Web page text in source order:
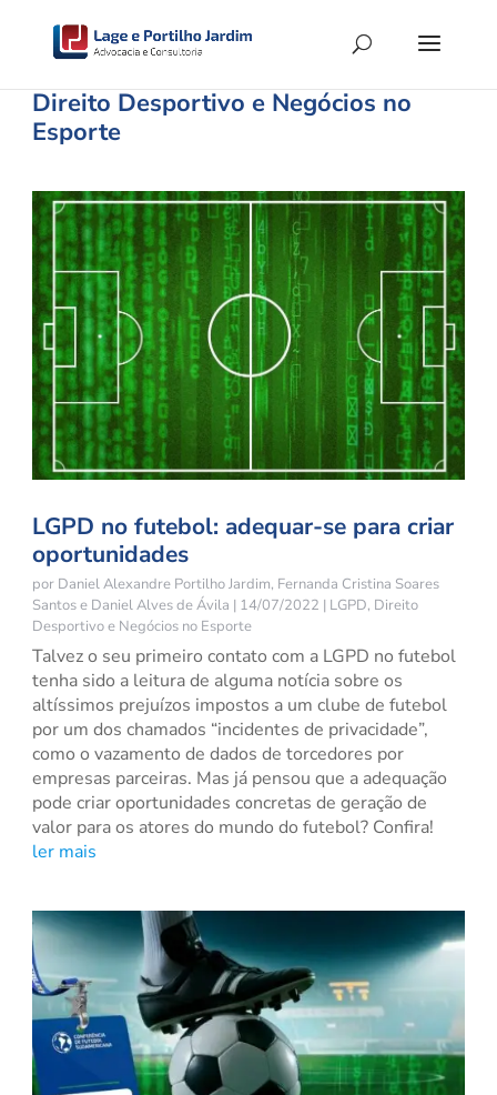
Direito Desportivo e Negócios no
Esporte
LGPD no futebol: adequar-se para criar
oportunidades
por Daniel Alexandre Portilho Jardim, Fernanda Cristina Soares
Santose Daniel Alves de Ávila | 14/07/2022 | LGPD, Direito
Desportivo e Negócios no Esporte
Talvez o seu primeiro contato com a LGPD no futebol
tenha sido a leitura de alguma notícia sobre os
altíssimos prejuízos impostos a um clube de futebol
por um dos chamados “incidentes de privacidade”,
como o vazamento de dados de torcedores por
empresas parceiras. Mas já pensou que a adequação
pode criar oportunidades concretas de geração de
valor para os atores do mundo do futebol? Confira!
ler mais